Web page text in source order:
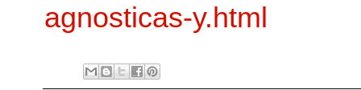
agnosticas-y.html